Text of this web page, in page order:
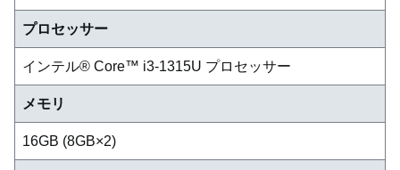
プロセッサー
インテル® Core™ i3-1315U プロセッサー
メモリ
16GB (8GB×2)